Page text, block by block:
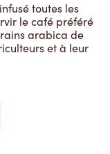
toutes les
le café préféré
arabica de
et à leur